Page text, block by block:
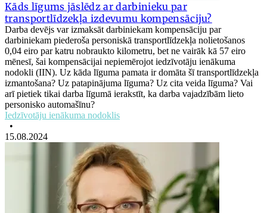
Kāds līgums jāslēdz ar darbinieku par
transportlīdzekļa izdevumu kompensāciju?
Darba devējs var izmaksāt darbiniekam kompensāciju par
darbiniekam piederoša personiskā transportlīdzekļa nolietošanos
0,04 eiro par katru nobraukto kilometru, bet ne vairāk kā 57 eiro
mēnesī, šai kompensācijai nepiemērojot iedzīvotāju ienākuma
nodokli (IIN). Uz kāda līguma pamata ir domāta šī transportlīdzekļa
izmantošana? Uz patapinājuma līguma? Uz cita veida līguma? Vai
arī pietiek tikai darba līgumā ierakstīt, ka darba vajadzībām lieto
personisko automašīnu?
Iedzīvotāju ienākuma nodoklis
•
15.08.2024